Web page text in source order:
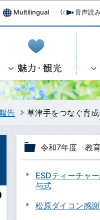
Multilingual 音声読
告 草津手をつなぐ育
令和7年度 教
ESDティーチャ
与式
松原ダイコン感